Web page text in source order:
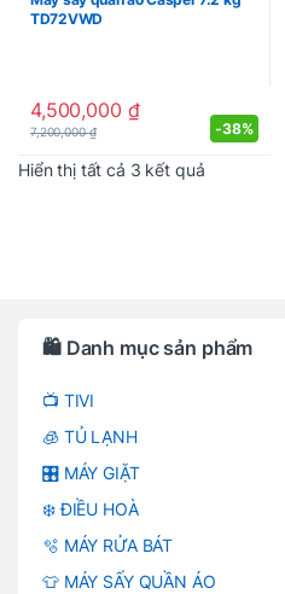
TD72VWD
4,500,000 ₫
7,200,000₫ -38%
Hiển thị tất cả 3 kết quảĐược sắp
🛍️ Danh mục sản phẩm
📺 TIVI
🧊 TỦ LẠNH
🎛️ MÁY GIẶT
❄️ ĐIỀU HOÀ
🫧 MÁY RỬA BÁT
👕 MÁY SẤY QUẦN ÁO